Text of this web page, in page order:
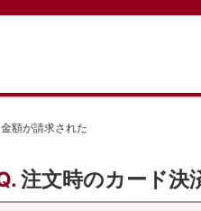
額が請求された
注文時のカード決